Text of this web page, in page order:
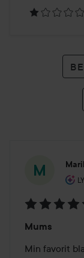
5
av
Mums
Min favorit